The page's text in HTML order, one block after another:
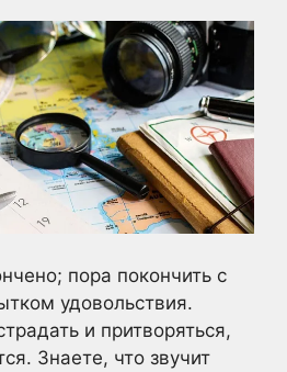
пора покончить с
удовольствия.
и притворяться,
Знаете, что звучит